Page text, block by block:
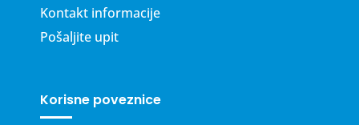
Kontakt informacije
Pošaljite upit
Korisne poveznice